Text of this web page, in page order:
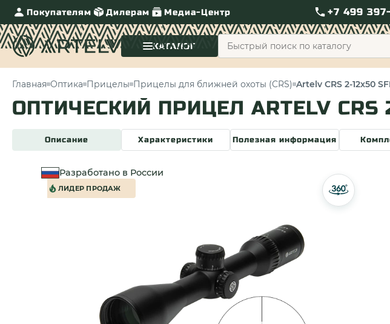
Покупателям Дилерам Медиа-Центр +7 499
КАТАЛОГ
Главная Оптика Прицелы Прицелы для ближней охоты (CRS) Artelv CRS 2-12x50
ОПТИЧЕСКИЙ ПРИЦЕЛ ARTELV CRS
Описание Характеристики Полезная информация
Разработано в России
ЛИДЕР ПРОДАЖ